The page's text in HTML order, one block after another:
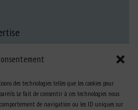
des technologies telles que les cookies pour
Le fait de consentir à ces technologies nous
de navigation ou les ID uniques sur